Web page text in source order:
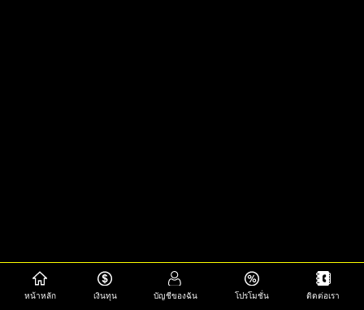
หน้าหลัก เงินทุน บัญชีของฉัน โปรโมชั่น ติดต่อเรา